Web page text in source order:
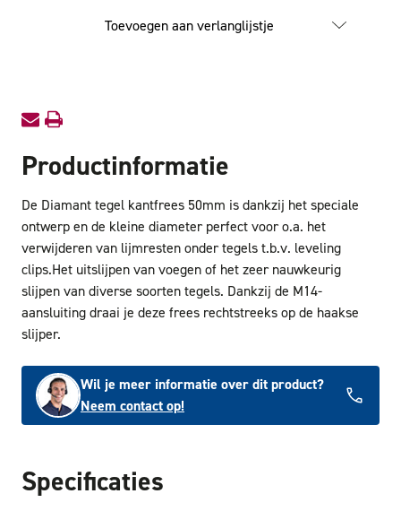
Toevoegen aan verlanglijstje
Productinformatie
De Diamant tegel kantfrees 50mm is dankzij het speciale
ontwerp en de kleine diameter perfect voor o.a. het
verwijderen van lijmresten onder tegels t.b.v. leveling
clips.Het uitslijpen van voegen of het zeer nauwkeurig
slijpen van diverse soorten tegels. Dankzij de M14-
aansluiting draai je deze frees rechtstreeks op de haakse
slijper.
Wil je meer informatie over dit product?
Neem contact op!
Specificaties